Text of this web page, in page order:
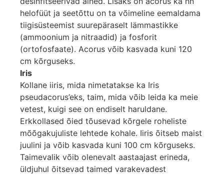
helofüüt ja seetõttu on ta võimeline eemaldama
tiigisüsteemist suurepäraselt lämmastikke
(ammoonium ja nitraadid) ja fosforit
(ortofosfaate). Acorus võib kasvada kuni 120
cm kõrguseks.
Iris
Kollane iiris, mida nimetatakse ka Iris
pseudacorus’eks, taim, mida võib leida ka meie
vetest, kuigi see on endiselt haruldane.
Erkkollased õied tõusevad kõrgele roheliste
mõõgakujuliste lehtede kohale. Iiris õitseb maist
juulini ja võib kasvada kuni 100 cm kõrguseks.
Taimevalik võib olenevalt aastaajast erineda,
üldjuhul õitsevad taimed varakevadest